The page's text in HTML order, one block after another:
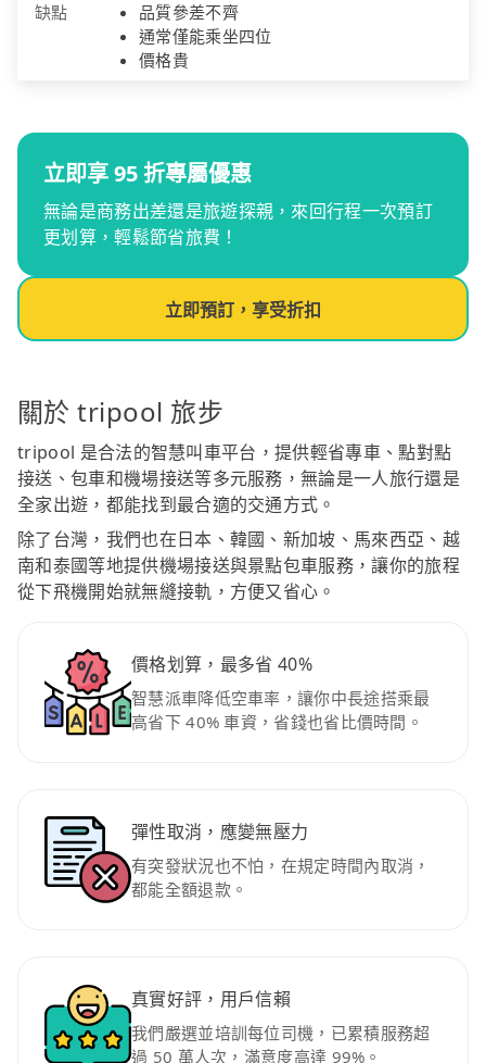
缺點
品質參差不齊
通常僅能乘坐四位
價格貴
立即享 95 折專屬優惠
無論是商務出差還是旅遊探親，來回行程一次預訂
更划算，輕鬆節省旅費！
立即預訂，享受折扣
關於 tripool 旅步
tripool 是合法的智慧叫車平台，提供輕省專車、點對點
接送、包車和機場接送等多元服務，無論是一人旅行還是
全家出遊，都能找到最合適的交通方式。
除了台灣，我們也在日本、韓國、新加坡、馬來西亞、越
南和泰國等地提供機場接送與景點包車服務，讓你的旅程
從下飛機開始就無縫接軌，方便又省心。
價格划算，最多省 40%
智慧派車降低空車率，讓你中長途搭乘最
高省下 40% 車資，省錢也省比價時間。
彈性取消，應變無壓力
有突發狀況也不怕，在規定時間內取消，
都能全額退款。
真實好評，用戶信賴
我們嚴選並培訓每位司機，已累積服務超
過 50 萬人次，滿意度高達 99%。